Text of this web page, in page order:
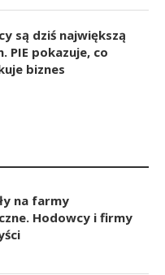
są dziś największą
PIE pokazuje, co
biznes
na farmy
Hodowcy i firmy